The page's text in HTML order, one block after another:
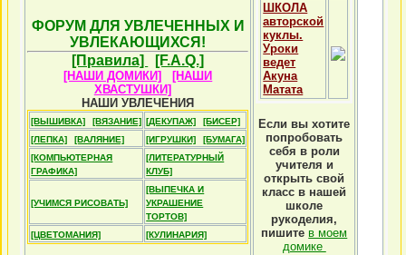
ФОРУМ ДЛЯ УВЛЕЧЕННЫХ И
УВЛЕКАЮЩИХСЯ!
[Правила]
[F.A.Q.]
[НАШИ ДОМИКИ]
[НАШИ
ХВАСТУШКИ]
НАШИ УВЛЕЧЕНИЯ
[ВЫШИВКА] [ВЯЗАНИЕ] [ДЕКУПАЖ]
[БИСЕР]
[ЛЕПКА]
[ВАЛЯНИЕ] [ИГРУШКИ]
[БУМАГА]
[КОМПЬЮТЕРНАЯ
ГРАФИКА]
[ЛИТЕРАТУРНЫЙ
КЛУБ]
[УЧИМСЯ РИСОВАТЬ]
[ВЫПЕЧКА И
УКРАШЕНИЕ
ТОРТОВ]
[ЦВЕТОМАНИЯ]
[КУЛИНАРИЯ]
ШКОЛА
авторской
куклы.
Уроки
ведет
Акуна
Матата
Если вы хотите
попробовать
себя в роли
учителя и
открыть свой
класс в нашей
школе
рукоделия,
пишите в моем
домике